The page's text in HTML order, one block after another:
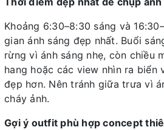
Khoảng 6:30–8:30 sáng và
gian ánh sáng đẹp nhất. Buổi
rừng vì ánh sáng nhẹ, còn chiều
hang hoặc các view nhìn ra biển
đẹp hơn. Nên tránh giữa trưa vì
cháy ảnh.
Gợi ý outfit phù hợp concept